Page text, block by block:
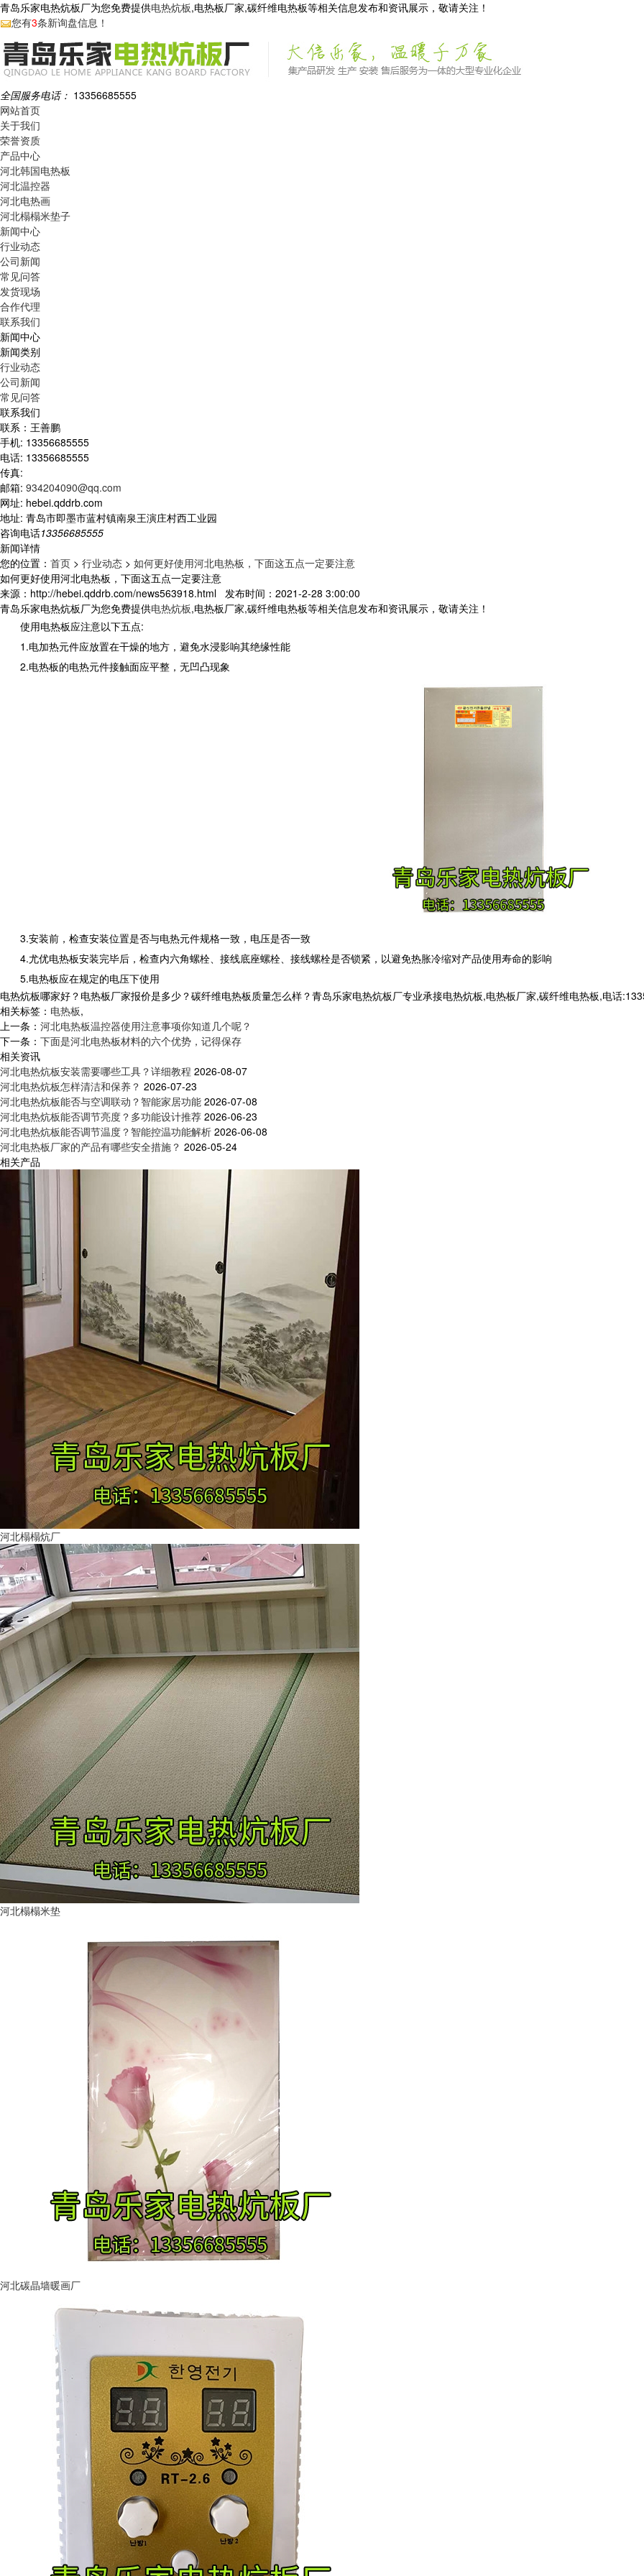
青岛乐家电热炕板厂为您免费提供电热炕板,电热板厂家,碳纤维电热板等相关信息发布和资讯展示，敬请关注！
您有3条新询盘信息！
全国服务电话： 13356685555
网站首页
关于我们
荣誉资质
产品中心
河北韩国电热板
河北温控器
河北电热画
河北榻榻米垫子
新闻中心
行业动态
公司新闻
常见问答
发货现场
合作代理
联系我们
新闻中心
新闻类别
行业动态
公司新闻
常见问答
联系我们
联系：王善鹏
手机: 13356685555
电话: 13356685555
传真:
邮箱: 934204090@qq.com
网址: hebei.qddrb.com
地址: 青岛市即墨市蓝村镇南泉王演庄村西工业园
咨询电话13356685555
新闻详情
您的位置： 首页 > 行业动态 > 如何更好使用河北电热板，下面这五点一定要注意
如何更好使用河北电热板，下面这五点一定要注意
来源：http://hebei.qddrb.com/news563918.html 发布时间：2021-2-28 3:00:00
青岛乐家电热炕板厂为您免费提供电热炕板,电热板厂家,碳纤维电热板等相关信息发布和资讯展示，敬请关注！
使用电热板应注意以下五点:
1.电加热元件应放置在干燥的地方，避免水浸影响其绝缘性能
2.电热板的电热元件接触面应平整，无凹凸现象
3.安装前，检查安装位置是否与电热元件规格一致，电压是否一致
4.尤优电热板安装完毕后，检查内六角螺栓、接线底座螺栓、接线螺栓是否锁紧，以避免热胀冷缩对产品使用寿命的影响
5.电热板应在规定的电压下使用
电热炕板哪家好？电热板厂家报价是多少？碳纤维电热板质量怎么样？青岛乐家电热炕板厂专业承接电热炕板,电热板厂家,碳纤维电热板,电话
相关标签： 电热板,
上一条： 河北电热板温控器使用注意事项你知道几个呢？
下一条： 下面是河北电热板材料的六个优势，记得保存
相关资讯
河北电热炕板安装需要哪些工具？详细教程 2026-08-07
河北电热炕板怎样清洁和保养？ 2026-07-23
河北电热炕板能否与空调联动？智能家居功能 2026-07-08
河北电热炕板能否调节亮度？多功能设计推荐 2026-06-23
河北电热炕板能否调节温度？智能控温功能解析 2026-06-08
河北电热板厂家的产品有哪些安全措施？ 2026-05-24
相关产品
河北榻榻炕厂
河北榻榻米垫
河北碳晶墙暖画厂